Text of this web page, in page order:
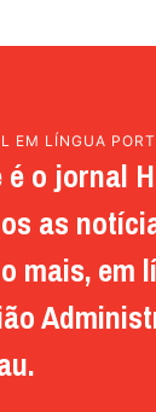
EM LÍNGUA
é o jornal
as
mais, em